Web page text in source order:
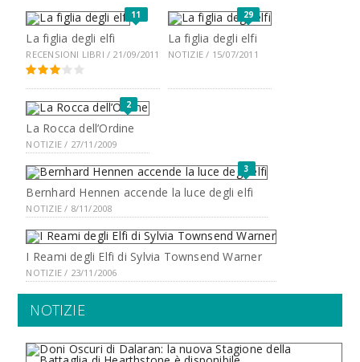
11
La figlia degli elfi
RECENSIONI LIBRI / 21/09/2011
29
La figlia degli elfi
NOTIZIE / 15/07/2011
2
La Rocca dell’Ordine
NOTIZIE / 27/11/2009
3
Bernhard Hennen accende la luce degli elfi
NOTIZIE / 8/11/2008
I Reami degli Elfi di Sylvia Townsend Warner
NOTIZIE / 23/11/2006
NOTIZIE